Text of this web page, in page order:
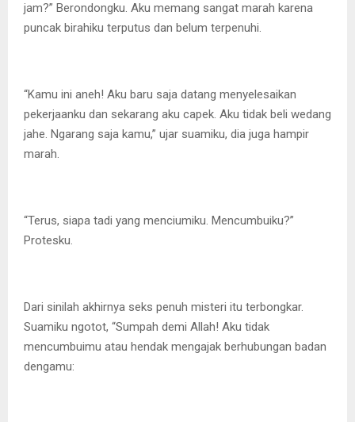
jam?” Berondongku. Aku memang sangat marah karena
puncak birahiku terputus dan belum terpenuhi.
“Kamu ini aneh! Aku baru saja datang menyelesaikan
pekerjaanku dan sekarang aku capek. Aku tidak beli wedang
jahe. Ngarang saja kamu,” ujar suamiku, dia juga hampir
marah.
“Terus, siapa tadi yang menciumiku. Mencumbuiku?”
Protesku.
Dari sinilah akhirnya seks penuh misteri itu terbongkar.
Suamiku ngotot, “Sumpah demi Allah! Aku tidak
mencumbuimu atau hendak mengajak berhubungan badan
dengamu: